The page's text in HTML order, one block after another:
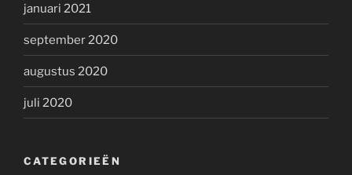
januari 2021
september 2020
augustus 2020
juli 2020
CATEGORIEËN